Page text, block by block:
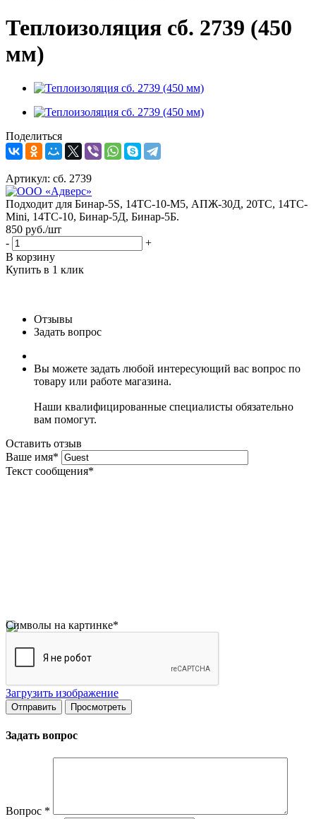
Теплоизоляция сб. 2739 (450
мм)
Поделиться
Артикул: сб. 2739
Подходит для Бинар-5S, 14ТС-10-М5, АПЖ-30Д, 20ТС, 14ТС-
Mini, 14ТС-10, Бинар-5Д, Бинар-5Б.
850 руб./шт
-
+
В корзину
Купить в 1 клик
Отзывы
Задать вопрос
Вы можете задать любой интересующий вас вопрос по
товару или работе магазина.
Наши квалифицированные специалисты обязательно
вам помогут.
Оставить отзыв
Ваше имя*
Текст сообщения*
Символы на картинке*
Загрузить изображение
Задать вопрос
Вопрос *